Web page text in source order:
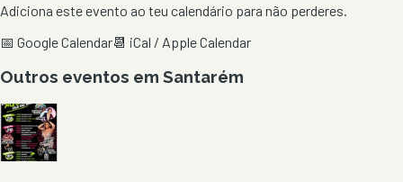
Adiciona este evento ao teu calendário para não perderes.
📅 Google Calendar📆 iCal / Apple Calendar
Outros eventos em Santarém